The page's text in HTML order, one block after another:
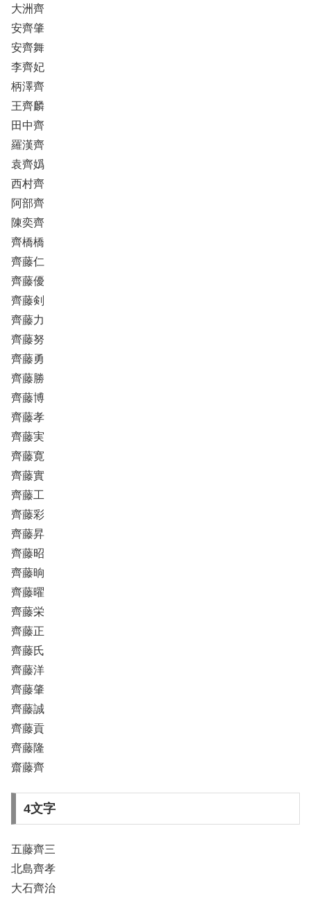
大洲齊
安齊肇
安齊舞
李齊妃
柄澤齊
王齊麟
田中齊
羅漢齊
袁齊嬀
西村齊
阿部齊
陳奕齊
齊橋橋
齊藤仁
齊藤優
齊藤剣
齊藤力
齊藤努
齊藤勇
齊藤勝
齊藤博
齊藤孝
齊藤実
齊藤寛
齊藤實
齊藤工
齊藤彩
齊藤昇
齊藤昭
齊藤晌
齊藤曜
齊藤栄
齊藤正
齊藤氏
齊藤洋
齊藤肇
齊藤誠
齊藤貢
齊藤隆
齋藤齊
4文字
五藤齊三
北島齊孝
大石齊治